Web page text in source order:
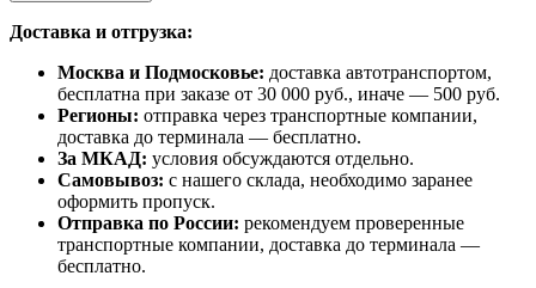
Доставка и отгрузка:
Москва и Подмосковье: доставка автотранспортом,
бесплатна при заказе от 30 000 руб., иначе — 500 руб.
Регионы: отправка через транспортные компании,
доставка до терминала — бесплатно.
За МКАД: условия обсуждаются отдельно.
Самовывоз: с нашего склада, необходимо заранее
оформить пропуск.
Отправка по России: рекомендуем проверенные
транспортные компании, доставка до терминала —
бесплатно.